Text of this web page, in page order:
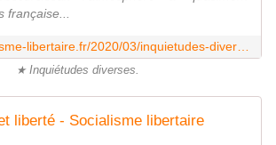
française...
★ Inquiétudes diverses.
liberté - Socialisme libertaire